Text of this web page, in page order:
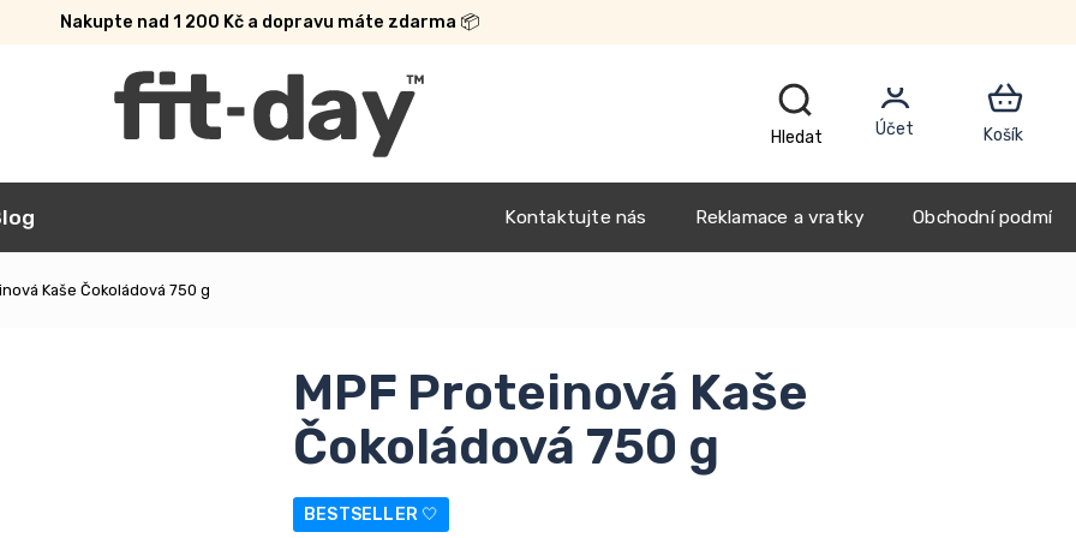
Nakupte nad 1 200 Kč a dopravu máte zdarma 📦
Kontaktujte nás Reklamace a vratky Obchodní
Kaše Čokoládová 750 g
MPF Proteinová Kaše
Čokoládová 750 g
BESTSELLER 🤍